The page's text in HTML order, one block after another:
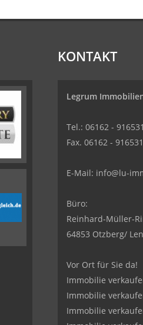
KONTAKT
Legrum
Tel.: 06162 -
Fax. 06162 -
E-Mail: info@lu-
Büro:
Reinhard-Müller-
64853 Otzberg/
Vor Ort für Sie da!
Immobilie
Immobilie
Immobilie